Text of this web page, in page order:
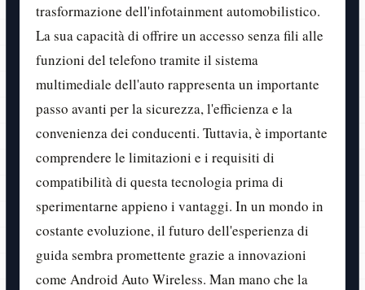
trasformazione dell'infotainment automobilistico.
La sua capacità di offrire un accesso senza fili alle
funzioni del telefono tramite il sistema
multimediale dell'auto rappresenta un importante
passo avanti per la sicurezza, l'efficienza e la
convenienza dei conducenti. Tuttavia, è importante
comprendere le limitazioni e i requisiti di
compatibilità di questa tecnologia prima di
sperimentarne appieno i vantaggi. In un mondo in
costante evoluzione, il futuro dell'esperienza di
guida sembra promettente grazie a innovazioni
come Android Auto Wireless. Man mano che la